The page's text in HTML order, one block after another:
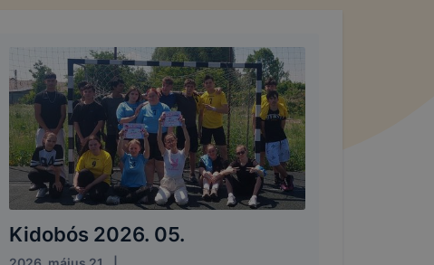
Kidobós 2026. 05.